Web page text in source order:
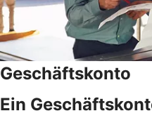
Geschäftskonto
Ein